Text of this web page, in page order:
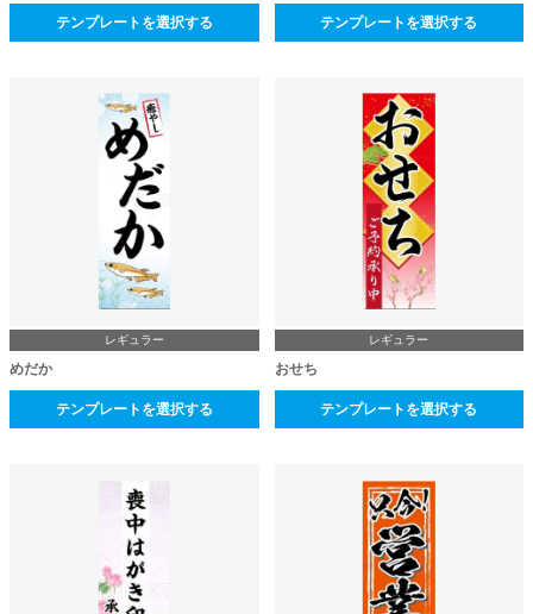
テンプレートを選択する テンプレートを選択する
レギュラー
めだか
テンプレートを選択する
レギュラー
おせち
テンプレートを選択する